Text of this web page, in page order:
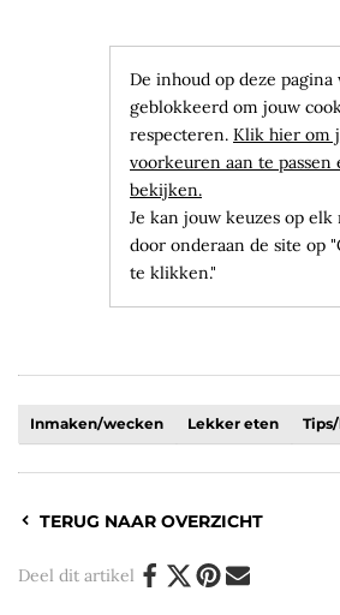
De inhoud op deze
geblokkeerd om jouw
respecteren. Klik hier om
voorkeuren aan te passen
bekijken.
Je kan jouw keuzes op
door onderaan de site op
te klikken."
Inmaken/wecken Lekker eten
TERUG NAAR OVERZICHT
Deel dit artikel